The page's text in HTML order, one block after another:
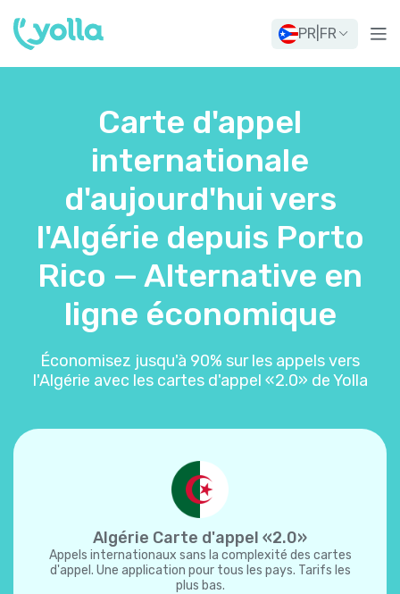
PR FR
Carte d'appel
internationale
d'aujourd'hui vers
l'Algérie depuis Porto
Rico — Alternative en
ligne économique
Économisez jusqu'à 90% sur les appels vers
l'Algérie avec les cartes d'appel «2.0» de Yolla
Algérie Carte d'appel «2.0»
Appels internationaux sans la complexité des cartes
d'appel. Une application pour tous les pays. Tarifs les
plus bas.